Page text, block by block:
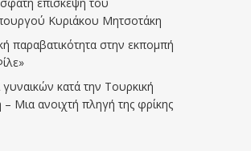
Κυριάκου Μητσοτάκη
παραβατικότητα στην εκπομπή
γυναικών κατά την Τουρκική
– Μια ανοιχτή πληγή της φρίκης